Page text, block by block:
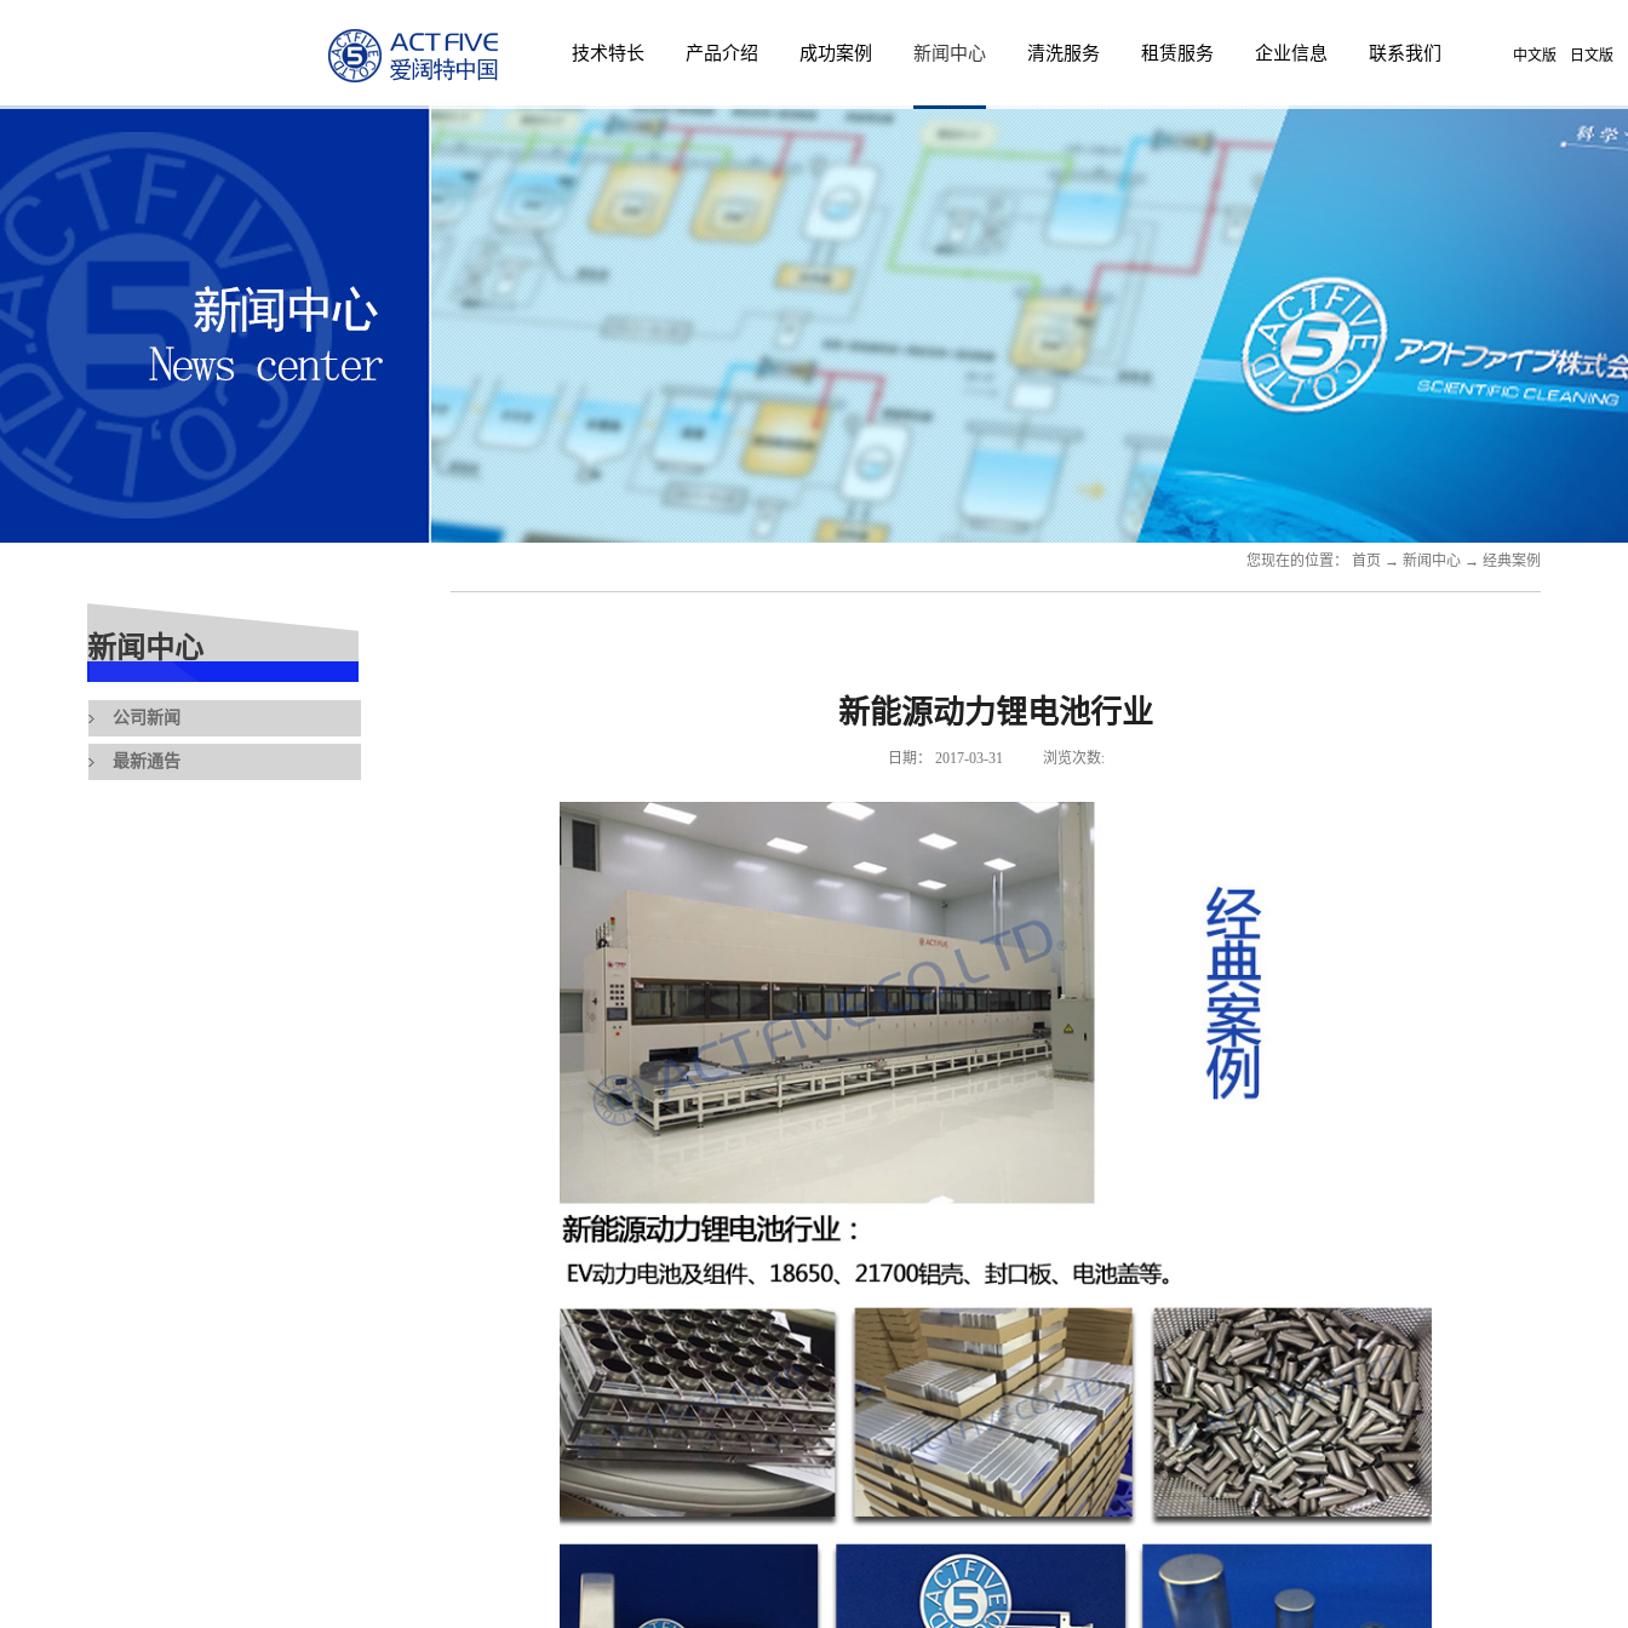
中文版 日文版
技术特长 产品介绍 成功案例 新闻中心 清洗服务 租赁服务 企业信息 联系我们
新闻中心
公司新闻
最新通告
您现在的位置： 首页 → 新闻中心 → 经典案例
新能源动力锂电池行业
日期： 2017-03-31 浏览次数: